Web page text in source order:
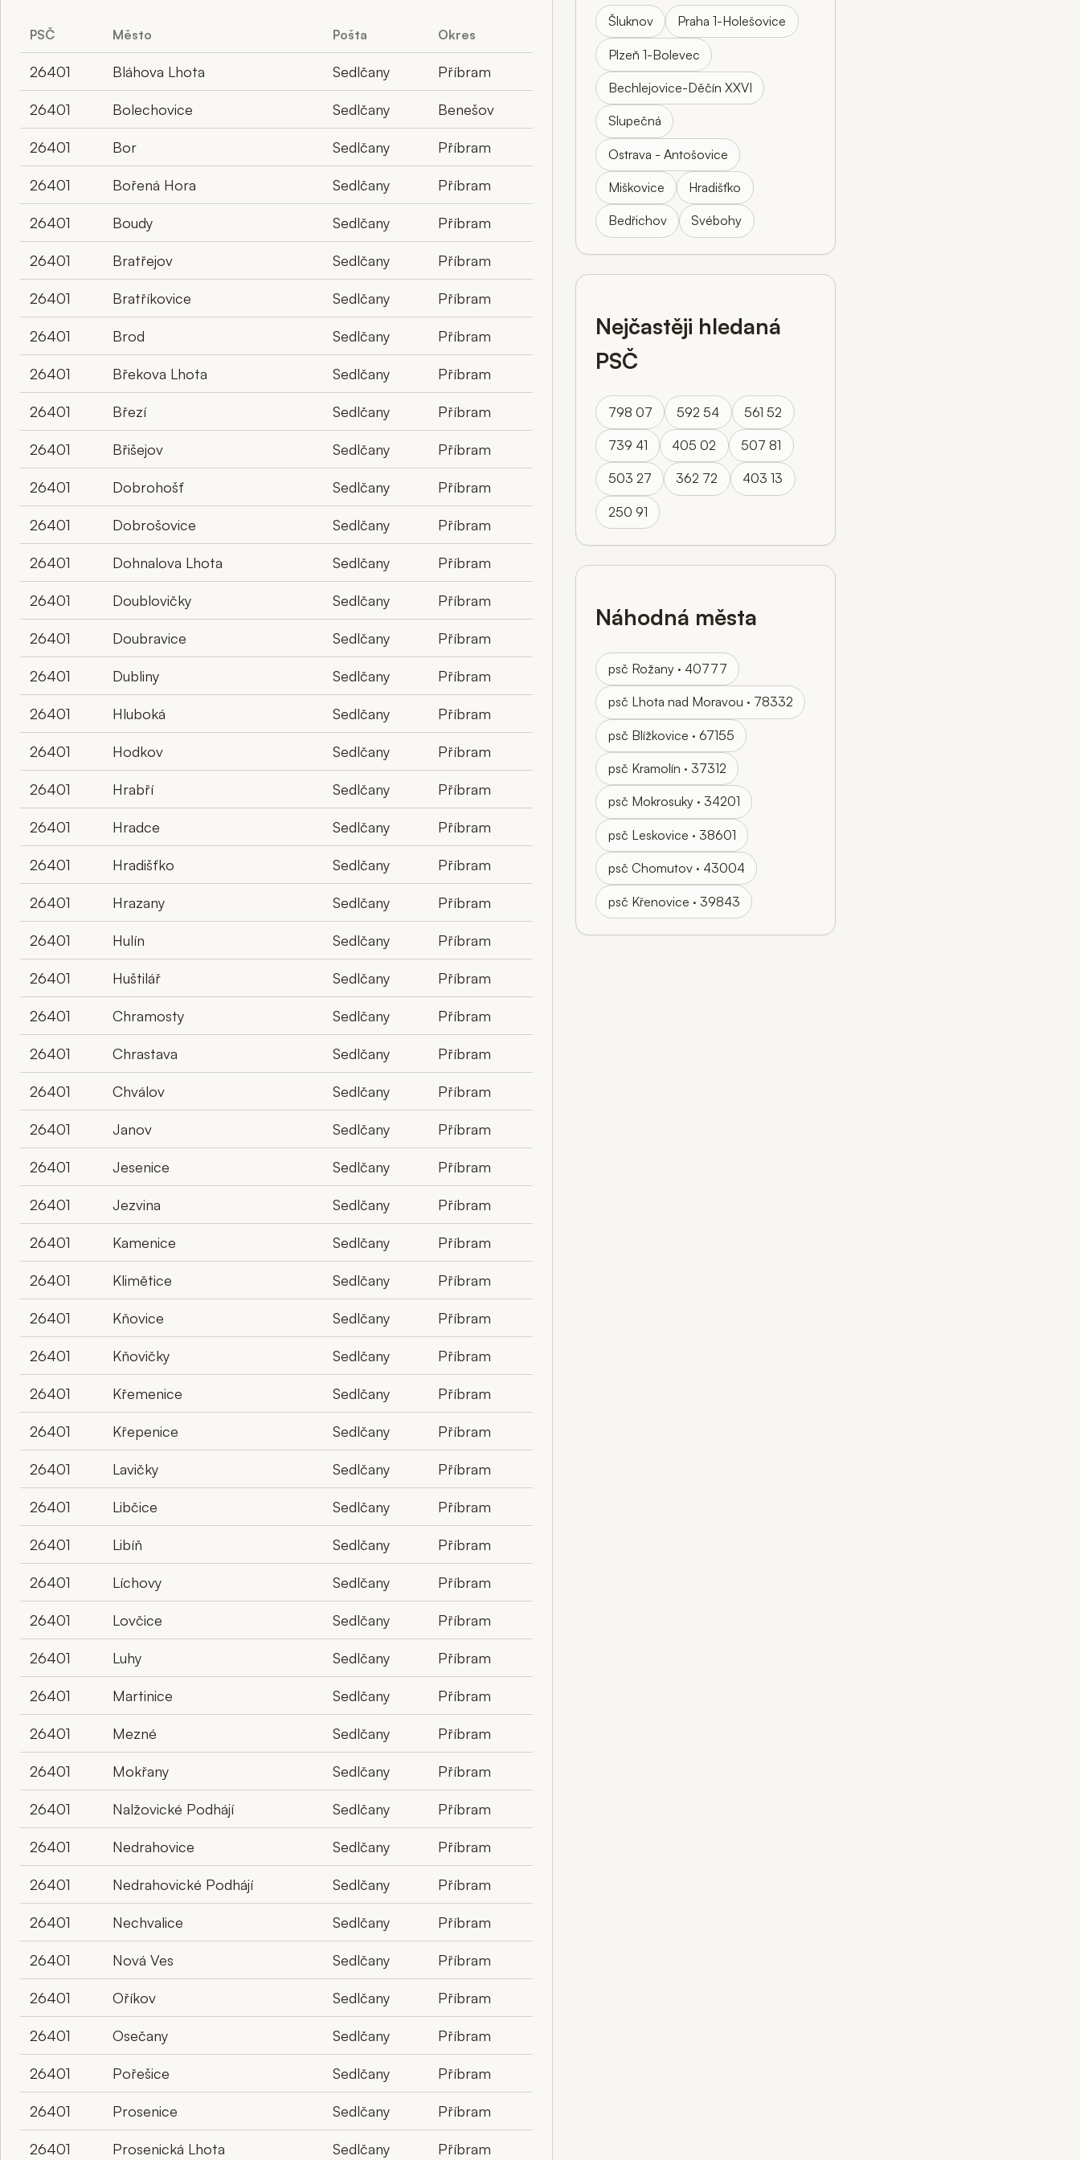
PSČ Město Pošta Okres
26401 Bláhova Lhota Sedlčany Příbram
26401 Bolechovice Sedlčany Benešov
26401 Bor Sedlčany Příbram
26401 Bořená Hora Sedlčany Příbram
26401 Boudy Sedlčany Příbram
26401 Bratřejov Sedlčany Příbram
26401 Bratříkovice Sedlčany Příbram
26401 Brod Sedlčany Příbram
26401 Břekova Lhota Sedlčany Příbram
26401 Březí Sedlčany Příbram
26401 Břišejov Sedlčany Příbram
26401 Dobrohošť Sedlčany Příbram
26401 Dobrošovice Sedlčany Příbram
26401 Dohnalova Lhota Sedlčany Příbram
26401 Doublovičky Sedlčany Příbram
26401 Doubravice Sedlčany Příbram
26401 Dubliny Sedlčany Příbram
26401 Hluboká Sedlčany Příbram
26401 Hodkov Sedlčany Příbram
26401 Hrabří Sedlčany Příbram
26401 Hradce Sedlčany Příbram
26401 Hradišťko Sedlčany Příbram
26401 Hrazany Sedlčany Příbram
26401 Hulín Sedlčany Příbram
26401 Huštilář Sedlčany Příbram
26401 Chramosty Sedlčany Příbram
26401 Chrastava Sedlčany Příbram
26401 Chválov Sedlčany Příbram
26401 Janov Sedlčany Příbram
26401 Jesenice Sedlčany Příbram
26401 Jezvina Sedlčany Příbram
26401 Kamenice Sedlčany Příbram
26401 Klimětice Sedlčany Příbram
26401 Kňovice Sedlčany Příbram
26401 Kňovičky Sedlčany Příbram
26401 Křemenice Sedlčany Příbram
26401 Křepenice Sedlčany Příbram
26401 Lavičky Sedlčany Příbram
26401 Libčice Sedlčany Příbram
26401 Libíň Sedlčany Příbram
26401 Líchovy Sedlčany Příbram
26401 Lovčice Sedlčany Příbram
26401 Luhy Sedlčany Příbram
26401 Martinice Sedlčany Příbram
26401 Mezné Sedlčany Příbram
26401 Mokřany Sedlčany Příbram
26401 Nalžovické Podhájí Sedlčany Příbram
26401 Nedrahovice Sedlčany Příbram
26401 Nedrahovické Podhájí Sedlčany Příbram
26401 Nechvalice Sedlčany Příbram
26401 Nová Ves Sedlčany Příbram
26401 Oříkov Sedlčany Příbram
26401 Osečany Sedlčany Příbram
26401 Pořešice Sedlčany Příbram
26401 Prosenice Sedlčany Příbram
26401 Prosenická Lhota Sedlčany Příbram
Šluknov Praha 1-Holešovice
Plzeň 1-Bolevec
Bechlejovice-Děčín XXVI
Slupečná
Ostrava - Antošovice
Miškovice Hradišťko
Bedřichov Svébohy
Nejčastěji hledaná
PSČ
798 07 592 54 561 52
739 41 405 02 507 81
503 27 362 72 403 13
250 91
Náhodná města
psč Rožany · 40777
psč Lhota nad Moravou · 78332
psč Blížkovice · 67155
psč Kramolín · 37312
psč Mokrosuky · 34201
psč Leskovice · 38601
psč Chomutov · 43004
psč Křenovice · 39843